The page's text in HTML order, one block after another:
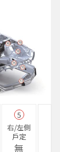
5
右/左側
戶定
無